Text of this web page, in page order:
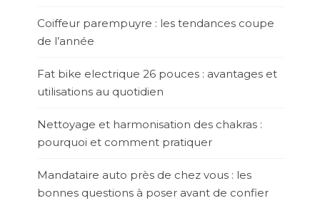
Coiffeur parempuyre : les tendances coupe
de l’année
Fat bike electrique 26 pouces : avantages et
utilisations au quotidien
Nettoyage et harmonisation des chakras :
pourquoi et comment pratiquer
Mandataire auto près de chez vous : les
bonnes questions à poser avant de confier